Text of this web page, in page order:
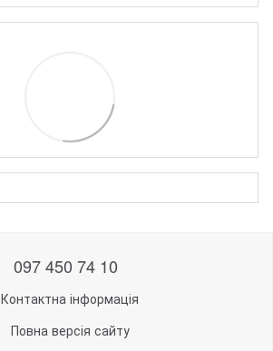
097 450 74 10
Контактна інформація
Повна версія сайту